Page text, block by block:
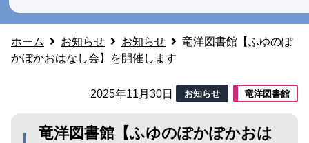
ホーム お知らせ お知らせ
竜洋図書館【ふゆのぽ
かぽかおはなし会】を開催します
2025年11月30日 お知らせ 竜洋図書館
竜洋図書館【ふゆのぽかぽかおは